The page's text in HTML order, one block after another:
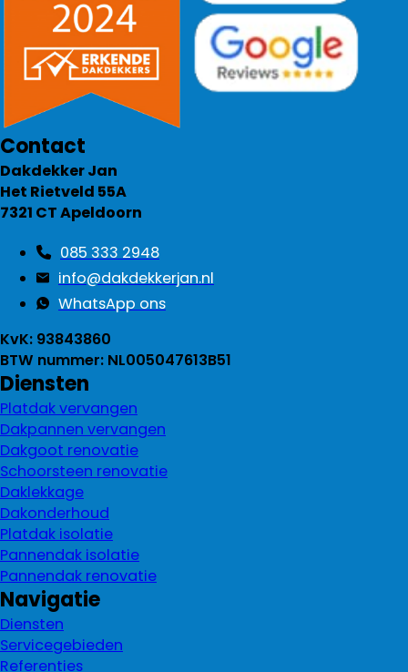
Contact
Dakdekker Jan
Het Rietveld 55A
7321 CT Apeldoorn
085 333 2948
info@dakdekkerjan.nl
WhatsApp ons
KvK: 93843860
BTW nummer: NL005047613B51
Diensten
Platdak vervangen
Dakpannen vervangen
Dakgoot renovatie
Schoorsteen renovatie
Daklekkage
Dakonderhoud
Platdak isolatie
Pannendak isolatie
Pannendak renovatie
Navigatie
Diensten
Servicegebieden
Referenties